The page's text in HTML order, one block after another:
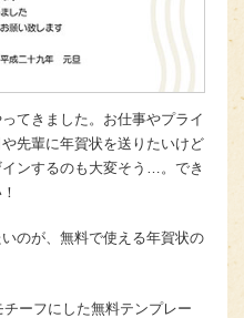
てきました。お仕事やプライ
先輩に年賀状を送りたいけど
ンするのも大変そう…。でき
のが、無料で使える年賀状の
ーフにした無料テンプレー